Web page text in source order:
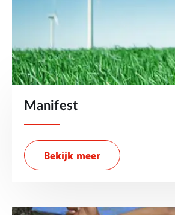
Manifest
Bekijk meer